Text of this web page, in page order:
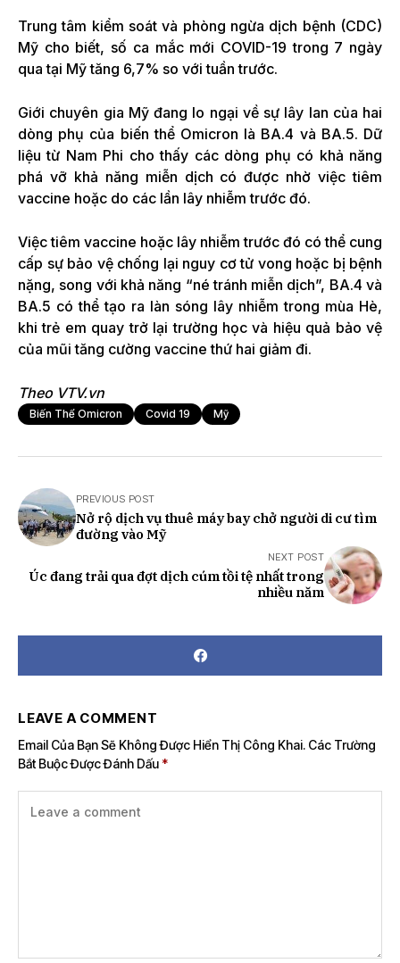
Trung tâm kiểm soát và phòng ngừa dịch bệnh (CDC)
Mỹ cho biết, số ca mắc mới COVID-19 trong 7 ngày
qua tại Mỹ tăng 6,7% so với tuần trước.
Giới chuyên gia Mỹ đang lo ngại về sự lây lan của hai
dòng phụ của biến thể Omicron là BA.4 và BA.5. Dữ
liệu từ Nam Phi cho thấy các dòng phụ có khả năng
phá vỡ khả năng miễn dịch có được nhờ việc tiêm
vaccine hoặc do các lần lây nhiễm trước đó.
Việc tiêm vaccine hoặc lây nhiễm trước đó có thể cung
cấp sự bảo vệ chống lại nguy cơ tử vong hoặc bị bệnh
nặng, song với khả năng “né tránh miễn dịch”, BA.4 và
BA.5 có thể tạo ra làn sóng lây nhiễm trong mùa Hè,
khi trẻ em quay trở lại trường học và hiệu quả bảo vệ
của mũi tăng cường vaccine thứ hai giảm đi.
Theo VTV.vn
Biến Thể Omicron Covid 19 Mỹ
PREVIOUS POST
Nở rộ dịch vụ thuê máy bay chở người di cư tìm
đường vào Mỹ
NEXT POST
Úc đang trải qua đợt dịch cúm tồi tệ nhất trong
nhiều năm
LEAVE A COMMENT
Email Của Bạn Sẽ Không Được Hiển Thị Công Khai. Các Trường
Bắt Buộc Được Đánh Dấu *